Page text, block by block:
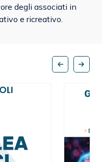
degli associati in
e ricreativo.